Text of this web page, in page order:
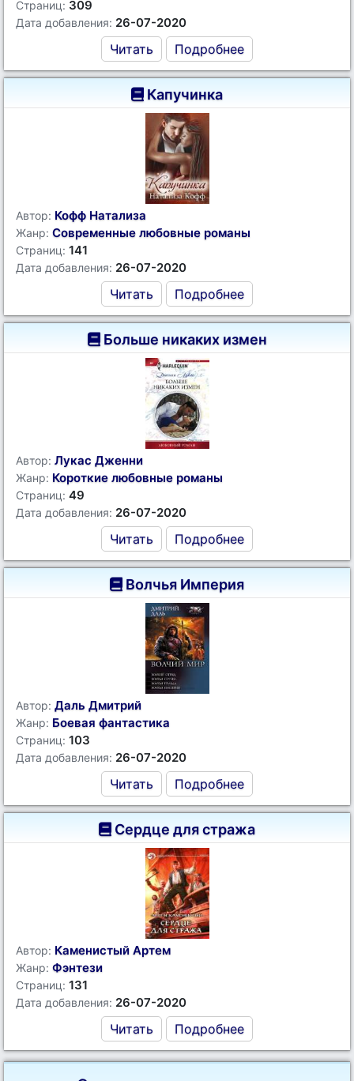
Страниц: 309
Дата добавления: 26-07-2020
Читать Подробнее
Капучинка
Автор: Кофф Натализа
Жанр: Современные любовные романы
Страниц: 141
Дата добавления: 26-07-2020
Читать Подробнее
Больше никаких измен
Автор: Лукас Дженни
Жанр: Короткие любовные романы
Страниц: 49
Дата добавления: 26-07-2020
Читать Подробнее
Волчья Империя
Автор: Даль Дмитрий
Жанр: Боевая фантастика
Страниц: 103
Дата добавления: 26-07-2020
Читать Подробнее
Сердце для стража
Автор: Каменистый Артем
Жанр: Фэнтези
Страниц: 131
Дата добавления: 26-07-2020
Читать Подробнее